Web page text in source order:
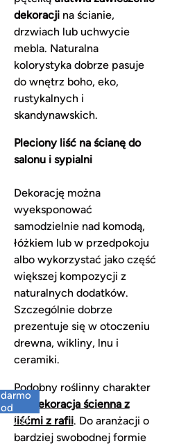
darmo
od
150 zł
dekoracjina ścianie,
drzwiach lub uchwycie
mebla. Naturalna
kolorystyka dobrze pasuje
do wnętrz boho, eko,
rustykalnych i
skandynawskich.
Pleciony liść na ścianę do
salonu i sypialni
Dekorację można
wyeksponować
samodzielnie nad komodą,
łóżkiem lub w przedpokoju
albo wykorzystać jako część
większej kompozycji z
naturalnych dodatków.
Szczególnie dobrze
prezentuje się w otoczeniu
drewna, wikliny, lnu i
ceramiki.
Podobny roślinny charakter
dekoracja ścienna z
liśćmi z rafii. Do aranżacji o
bardziej swobodnej formie